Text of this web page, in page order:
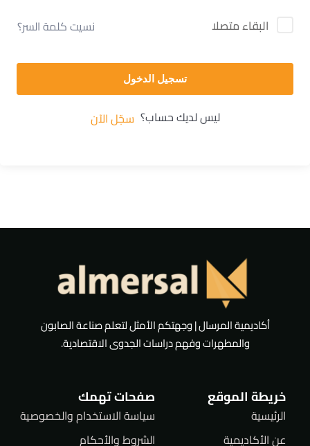
البقاء متصلا نسيت كلمة السر؟
تسجيل الدخول
ليس لديك حساب؟ سجّل الآن
أكاديمية المرسال | وجهتكم الأمثل لتعلم صناعة الصابون
والمطهرات وفهم دراسات الجدوى الاقتصادية.
خريطة الموقع
الرئيسية
عن الأكاديمية
صفحات تهمك
سياسة الاستخدام والخصوصية
الشروط والأحكام